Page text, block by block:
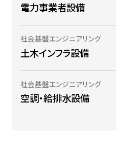
電力​事業者​設備
社会基盤エンジニアリング
土木インフラ設備
社会基盤エンジニアリング
空調・給​排水設​備